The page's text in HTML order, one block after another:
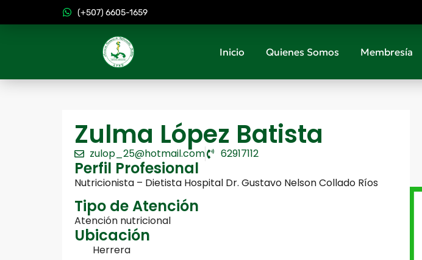
(+507) 6605-1659
Inicio Quienes Somos Membresía
Zulma López Batista
zulop_25@hotmail.com 62917112
Perfil Profesional
Nutricionista – Dietista Hospital Dr. Gustavo Nelson Collado Ríos
Tipo de Atención
Atención nutricional
Ubicación
Herrera